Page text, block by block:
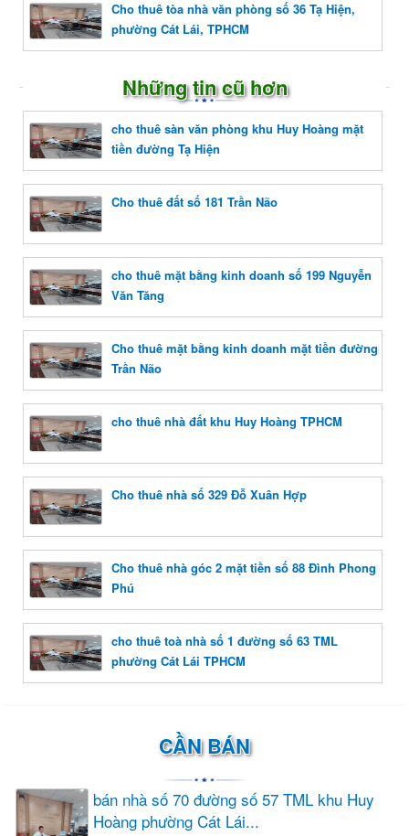
Cho thuê tòa nhà văn phòng số 36 Tạ Hiện,
phường Cát Lái, TPHCM
Những tin cũ hơn
cho thuê sàn văn phòng khu Huy Hoàng mặt
tiền đường Tạ Hiện
Cho thuê đất số 181 Trần Não
cho thuê mặt bằng kinh doanh số 199 Nguyễn
Văn Tăng
Cho thuê mặt bằng kinh doanh mặt tiền đường
Trần Não
cho thuê nhà đất khu Huy Hoàng TPHCM
Cho thuê nhà số 329 Đỗ Xuân Hợp
Cho thuê nhà góc 2 mặt tiền số 88 Đình Phong
Phú
cho thuê toà nhà số 1 đường số 63 TML
phường Cát Lái TPHCM
CẦN BÁN
bán nhà số 70 đường số 57 TML khu Huy
Hoàng phường Cát Lái...